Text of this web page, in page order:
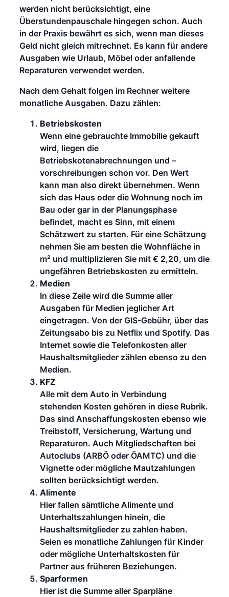
werden nicht berücksichtigt, eine
Überstundenpauschale hingegen schon. Auch
in der Praxis bewährt es sich, wenn man dieses
Geld nicht gleich mitrechnet. Es kann für andere
Ausgaben wie Urlaub, Möbel oder anfallende
Reparaturen verwendet werden.
Nach dem Gehalt folgen im Rechner weitere
monatliche Ausgaben. Dazu zählen:
Betriebskosten
Wenn eine gebrauchte Immobilie gekauft
wird, liegen die
Betriebskotenabrechnungen und –
vorschreibungen schon vor. Den Wert
kann man also direkt übernehmen. Wenn
sich das Haus oder die Wohnung noch im
Bau oder gar in der Planungsphase
befindet, macht es Sinn, mit einem
Schätzwert zu starten. Für eine Schätzung
nehmen Sie am besten die Wohnfläche in
m² und multiplizieren Sie mit € 2,20, um die
ungefähren Betriebskosten zu ermitteln.
Medien
In diese Zeile wird die Summe aller
Ausgaben für Medien jeglicher Art
eingetragen. Von der GIS-Gebühr, über das
Zeitungsabo bis zu Netflix und Spotify. Das
Internet sowie die Telefonkosten aller
Haushaltsmitglieder zählen ebenso zu den
Medien.
KFZ
Alle mit dem Auto in Verbindung
stehenden Kosten gehören in diese Rubrik.
Das sind Anschaffungskosten ebenso wie
Treibstoff, Versicherung, Wartung und
Reparaturen. Auch Mitgliedschaften bei
Autoclubs (ARBÖ oder ÖAMTC) und die
Vignette oder mögliche Mautzahlungen
sollten berücksichtigt werden.
Alimente
Hier fallen sämtliche Alimente und
Unterhaltszahlungen hinein, die
Haushaltsmitglieder zu zahlen haben.
Seien es monatliche Zahlungen für Kinder
oder mögliche Unterhaltskosten für
Partner aus früheren Beziehungen.
Sparformen
Hier ist die Summe aller Sparpläne